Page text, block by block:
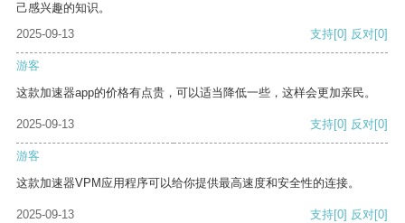
己感兴趣的知识。
2025-09-13
支持[0] 反对[0]
游客
这款加速器app的价格有点贵，可以适当降低一些，这样会更加亲民。
2025-09-13 支持[0] 反对[0]
游客
这款加速器VPM应用程序可以给你提供最高速度和安全性的连接。
2025-09-13 支持[0] 反对[0]